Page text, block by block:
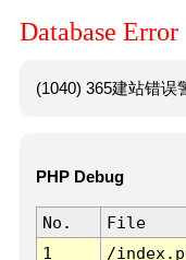
Database Error
(1040) 365建站错误
PHP Debug
No. File
1
/